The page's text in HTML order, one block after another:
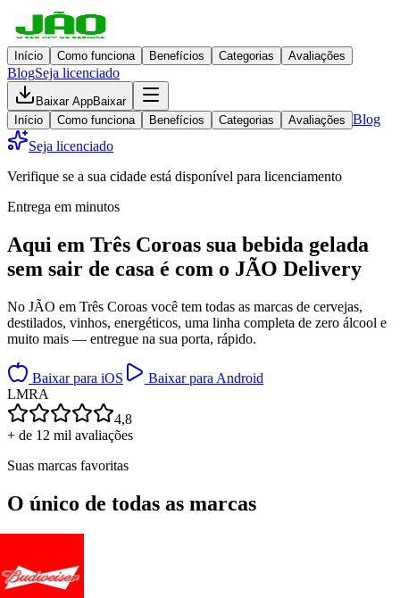
Início Como funciona Benefícios Categorias Avaliações
BlogSeja licenciado
Baixar AppBaixar
Início
Como funciona Benefícios Categorias Avaliações Blog
Seja licenciado
Verifique se a sua cidade está disponível para licenciamento
Entrega em minutos
Aqui em Três Coroas sua bebida gelada
sem sair de casa é com o JÃO Delivery
No JÃO em Três Coroas você tem todas as marcas de cervejas,
destilados, vinhos, energéticos, uma linha completa de zero álcool e
muito mais — entregue na sua porta, rápido.
Baixar para iOS
Baixar para Android
LMRA
4,8
+ de 12 mil avaliações
Suas marcas favoritas
O único de todas as marcas